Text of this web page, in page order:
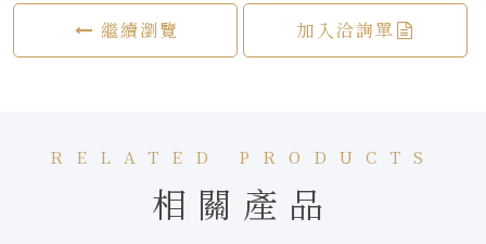
繼續瀏覽 加入洽詢單
RELATED PRODUCTS
相關產品